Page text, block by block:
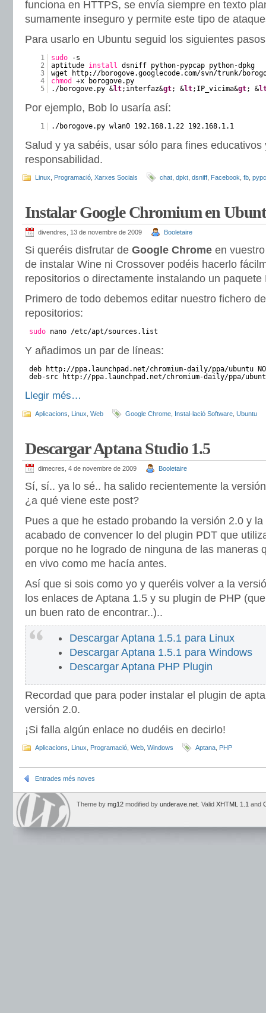
funciona en HTTPS, se envía siempre en texto
sumamente inseguro y permite este tipo de
Para usarlo en Ubuntu seguid los siguientes
1 sudo
-s
2
aptitude install dsniff python-pypcap python-dpkg
3
wget http://borogove.googlecode.com/svn/trunk/
4
chmod
+x borogove.py
5
./borogove.py &lt;interfaz&gt; &lt;IP_vicima&gt; &
Por ejemplo, Bob lo usaría así:
1 ./borogove.py wlan0 192.168.1.22 192.168.1.1
Salud y ya sabéis, usar sólo para fines educativos
responsabilidad.
Linux Programació Xarxes Socials chat dpkt dsniff Facebook fb
Instalar Google Chromium en
divendres, 13 de novembre de 2009 Booletaire
Si queréis disfrutar de Google Chrome en
de instalar Wine ni Crossover podéis hacerlo
repositorios o directamente instalando un paquete
Primero de todo debemos editar nuestro fichero
repositorios:
sudo nano /etc/apt/sources.list
Y añadimos un par de líneas:
deb http://ppa.launchpad.net/chromium-daily/ppa/ubuntu
deb-src http://ppa.launchpad.net/chromium-daily/ppa/ubuntu
Llegir més…
Aplicacions Linux Web Google Chrome Instal·lació Software Ubuntu
Descargar Aptana Studio 1.5
dimecres, 4 de novembre de 2009 Booletaire
Sí, sí.. ya lo sé.. ha salido recientemente la
¿a qué viene este post?
Pues a que he estado probando la versión 2.0 y
acabado de convencer lo del plugin PDT que
porque no he logrado de ninguna de las maneras
en vivo como me hacía antes.
Así que si sois como yo y queréis volver a la
los enlaces de Aptana 1.5 y su plugin de PHP
un buen rato de encontrar..)..
Descargar Aptana 1.5.1 para Linux
Descargar Aptana 1.5.1 para Windows
Descargar Aptana PHP Plugin
Recordad que para poder instalar el plugin de
versión 2.0.
¡Si falla algún enlace no dudéis en decirlo!
Aplicacions Linux Programació Web Windows Aptana PHP
Entrades més noves
Theme by mg12 modified by underave.net . Valid XHTML 1.1 and